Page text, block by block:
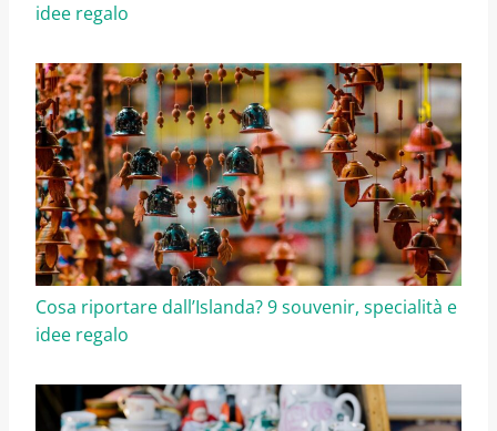
idee regalo
Cosa riportare dall’Islanda? 9 souvenir, specialità e
idee regalo